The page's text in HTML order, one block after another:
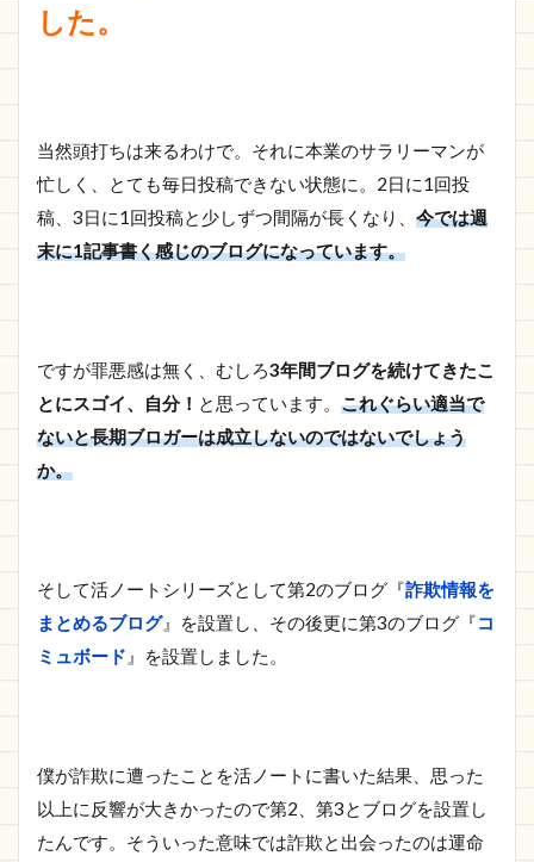
した。
当然頭打ちは来るわけで。それに本業のサラリーマンが
忙しく、とても毎日投稿できない状態に。2日に1回投
稿、3日に1回投稿と少しずつ間隔が長くなり、 今では週
末に1記事書く感じのブログになっています。
ですが罪悪感は無く、むしろ3年間ブログを続けてきたこ
とにスゴイ、自分！ と思っています。 これぐらい適当で
ないと長期ブロガーは成立しないのではないでしょう
か。
そして活ノートシリーズとして第2のブログ『詐欺情報を
まとめるブログ』を設置し、その後更に第3のブログ『コ
ミュボード 』を設置しました。
僕が詐欺に遭ったことを活ノートに書いた結果、思った
以上に反響が大きかったので第2、第3とブログを設置し
たんです。そういった意味では詐欺と出会ったのは運命